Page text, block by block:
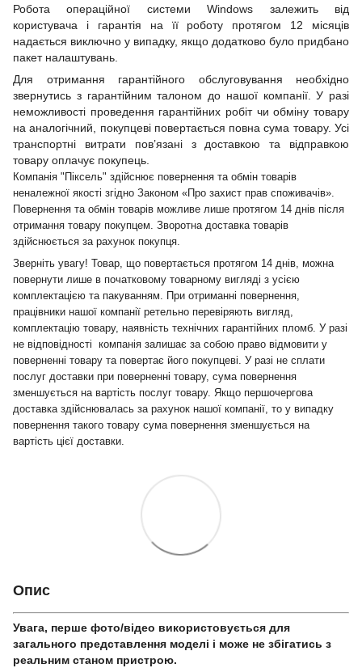
Робота операційної системи Windows залежить від
користувача і гарантія на її роботу протягом 12 місяців
надається виключно у випадку, якщо додатково було придбано
пакет налаштувань.
Для отримання гарантійного обслуговування необхідно
звернутись з гарантійним талоном до нашої компанії. У разі
неможливості проведення гарантійних робіт чи обміну товару
на аналогічний, покупцеві повертається повна сума товару. Усі
транспортні витрати пов’язані з доставкою та відправкою
товару оплачує покупець.
Компанія "Піксель" здійснює повернення та обмін товарів
неналежної якості згідно Законом «Про захист прав споживачів».
Повернення та обмін товарів можливе лише протягом 14 днів після
отримання товару покупцем. Зворотна доставка товарів
здійснюється за рахунок покупця.
Зверніть увагу! Товар, що повертається протягом 14 днів, можна
повернути лише в початковому товарному вигляді з усією
комплектацією та пакуванням. При отриманні повернення,
працівники нашої компанії ретельно перевіряють вигляд,
комплектацію товару, наявність технічних гарантійних пломб. У разі
не відповідності компанія залишає за собою право відмовити у
поверненні товару та повертає його покупцеві. У разі не сплати
послуг доставки при поверненні товару, сума повернення
зменшується на вартість послуг товару. Якщо першочергова
доставка здійснювалась за рахунок нашої компанії, то у випадку
повернення такого товару сума повернення зменшується на
вартість цієї доставки.
Опис
Увага, перше фото/відео використовується для
загального представлення моделі і може не збігатись з
реальним станом приcтрою.